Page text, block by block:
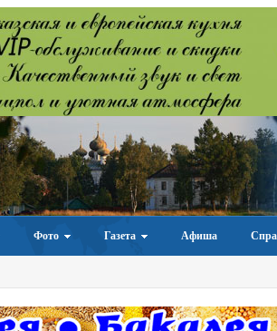
Фото Газета Афиша